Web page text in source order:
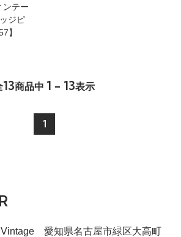
ンテー
ジピ
】
13商品中 1 - 13表示
1
愛知県名古屋市緑区大高町